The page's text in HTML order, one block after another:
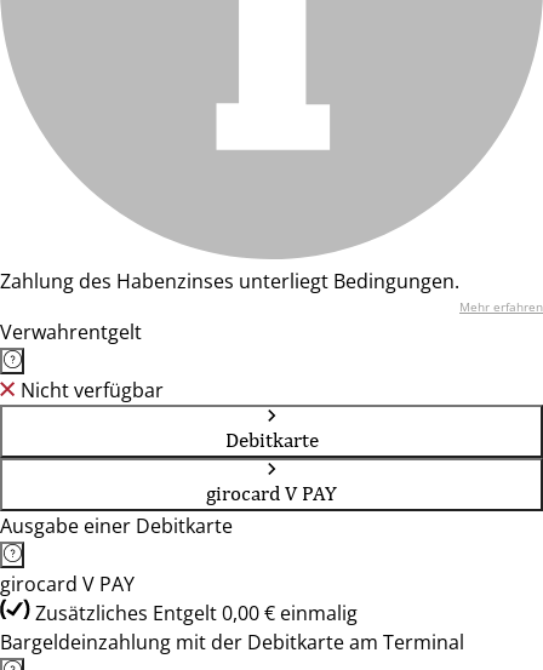
Zahlung des Habenzinses unterliegt Bedingungen.
Mehr erfahren
Verwahrentgelt
Nicht verfügbar
Debitkarte
girocard V PAY
Ausgabe einer Debitkarte
girocard V PAY
Zusätzliches Entgelt 0,00 € einmalig
Bargeldeinzahlung mit der Debitkarte am Terminal